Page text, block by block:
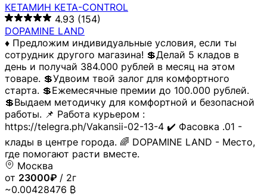
КЕТАМИН KETA-CONTROL
4.93 (154)
DOPAMINE LAND
♦️ Предложим индивидуальные условия, если ты
сотрудник другого магазина! 💲Делай 5 кладов в
день и получай 384.000 рублей в месяц на этом
товаре. 💲Удвоим твой залог для комфортного
старта. 💲Ежемесячные премии до 100.000 рублей.
💲Выдаем методичку для комфортной и безопасной
работы. 📌 Работа курьером :
https://telegra.ph/Vakansii-02-13-4 ✔️ Фасовка .01 -
клады в центре города. 🌈 DOPAMINE LAND - Место,
где помогают расти вместе.
Москва
от 23000₽ / 2г
~0.00428476 ₿